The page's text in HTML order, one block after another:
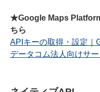
★Google Maps
ちら
APIキーの取得・設定｜
データコム法人向けサ